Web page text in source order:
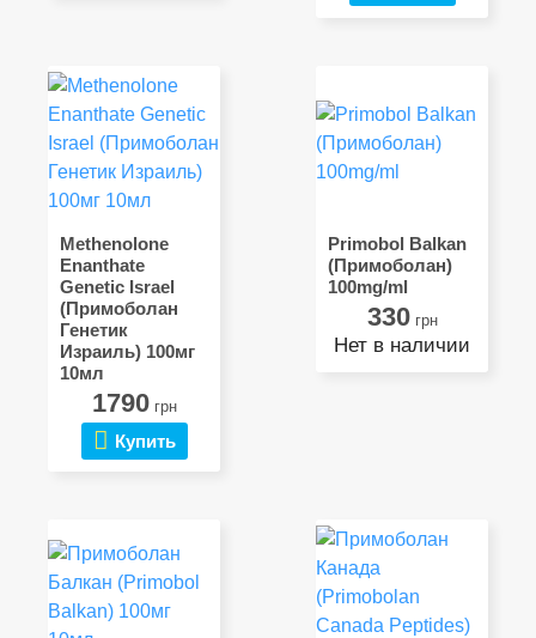
Methenolone
Enanthate
Genetic Israel
(Примоболан
Генетик
Израиль) 100мг
10мл
1790грн
Купить
Primobol Balkan
(Примоболан)
100mg/ml
330грн
Нет в наличии